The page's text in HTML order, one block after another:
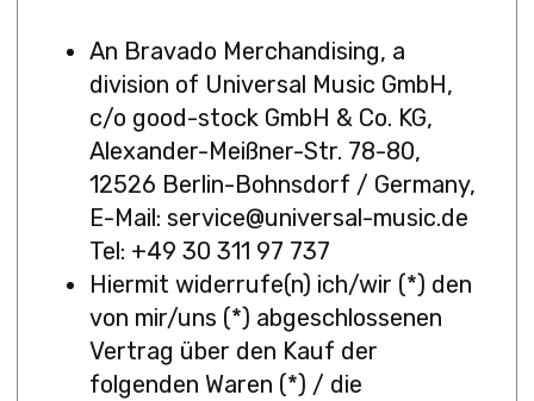
An Bravado Merchandising, a
division of Universal Music GmbH,
c/o good-stock GmbH & Co. KG,
Alexander-Meißner-Str. 78-80,
12526 Berlin-Bohnsdorf / Germany,
E-Mail: service@universal-music.de
Tel: +49 30 311 97 737
Hiermit widerrufe(n) ich/wir (*) den
von mir/uns (*) abgeschlossenen
Vertrag über den Kauf der
folgenden Waren (*) / die